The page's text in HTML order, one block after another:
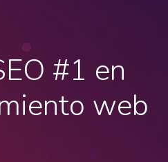
#1 en
web